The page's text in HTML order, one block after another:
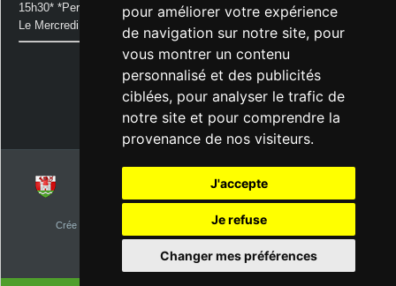
pour améliorer votre expérience
de navigation sur notre site, pour
vous montrer un contenu
personnalisé et des publicités
ciblées, pour analyser le trafic de
notre site et pour comprendre la
provenance de nos visiteurs.
J'accepte
Je refuse
Changer mes préférences
15h30* *Permanence téléphonique jusqu'à 17h00
Le Mercredi : de 08h00 à 11h00
Mairie d'Aurice
14 Avenue des Pastous
40500 Aurice
Tel : 05 58 76 06 50
Plus d'infos »
Commune d'Aurice – Landes 40
Crée par | Theme Designé et hébergé par : NetClic.fr
visiteurs depuis le 1er janvier 2015